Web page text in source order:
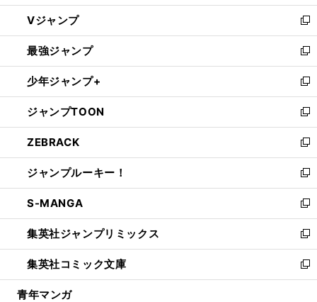
ウ
ィ
ン
ド
ウ
で
開
く
し
い
ウ
ィ
ン
ド
ウ
で
開
く
Vジャンプ
新
し
い
ウ
ィ
ン
ド
ウ
で
開
く
最強ジャンプ
新
し
い
ウ
ィ
ン
ド
ウ
で
開
く
少年ジャンプ+
新
し
い
ウ
ィ
ン
ド
ウ
で
開
く
ジャンプTOON
新
し
い
ウ
ィ
ン
ド
ウ
で
開
く
ZEBRACK
新
し
い
ウ
ィ
ン
ド
ウ
で
開
ジャンプルーキー！
新
し
い
ウ
ィ
ン
ド
ウ
S-MANGA
新
し
い
ウ
ィ
ン
集英社ジャンプリミックス
新
し
い
ウ
集英社コミック文庫
新
し
青年マンガ